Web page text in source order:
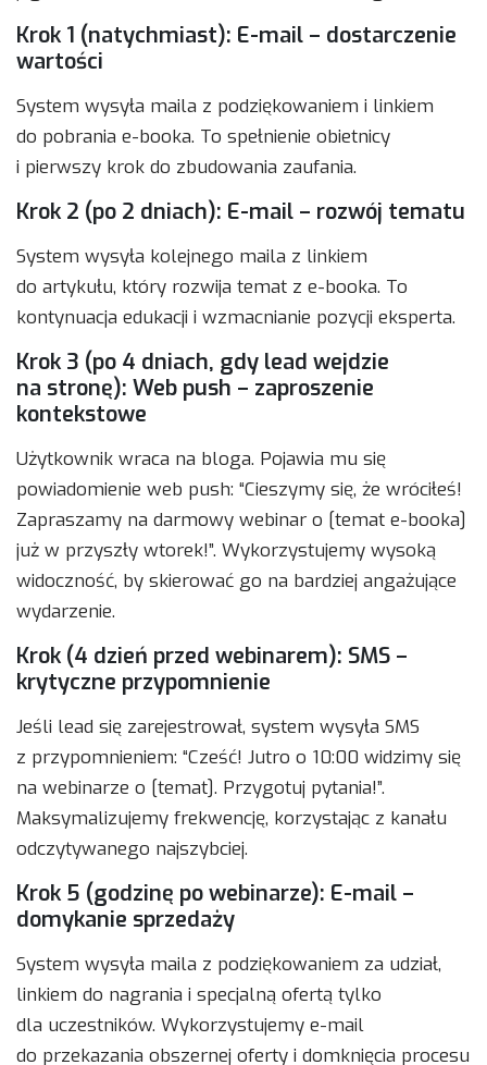
Krok 1 (natychmiast): E-mail – dostarczenie
wartości
System wysyła maila z podziękowaniem i linkiem
do pobrania e-booka. To spełnienie obietnicy
i pierwszy krok do zbudowania zaufania.
Krok 2 (po 2 dniach): E-mail – rozwój tematu
System wysyła kolejnego maila z linkiem
do artykułu, który rozwija temat z e-booka. To
kontynuacja edukacji i wzmacnianie pozycji eksperta.
Krok 3 (po 4 dniach, gdy lead wejdzie
na stronę): Web push – zaproszenie
kontekstowe
Użytkownik wraca na bloga. Pojawia mu się
powiadomienie web push: “Cieszymy się, że wróciłeś!
Zapraszamy na darmowy webinar o [temat e-booka]
już w przyszły wtorek!”. Wykorzystujemy wysoką
widoczność, by skierować go na bardziej angażujące
wydarzenie.
Krok (4 dzień przed webinarem): SMS –
krytyczne przypomnienie
Jeśli lead się zarejestrował, system wysyła SMS
z przypomnieniem: “Cześć! Jutro o 10:00 widzimy się
na webinarze o [temat]. Przygotuj pytania!”.
Maksymalizujemy frekwencję, korzystając z kanału
odczytywanego najszybciej.
Krok 5 (godzinę po webinarze): E-mail –
domykanie sprzedaży
System wysyła maila z podziękowaniem za udział,
linkiem do nagrania i specjalną ofertą tylko
dla uczestników. Wykorzystujemy e-mail
do przekazania obszernej oferty i domknięcia procesu